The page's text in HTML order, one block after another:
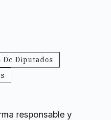
De Diputados
responsable y